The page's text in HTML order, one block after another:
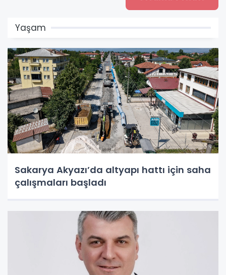
Yaşam
Sakarya Akyazı’da altyapı hattı için saha
çalışmaları başladı